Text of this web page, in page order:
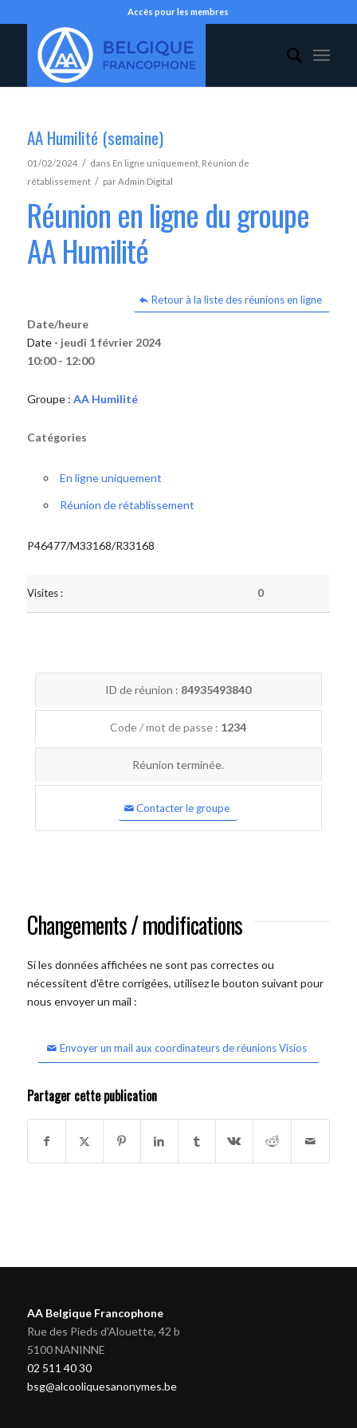
Accès pour les membres
AA Humilité (semaine)
01/02/2024 / dans En ligne uniquement, Réunion de
rétablissement / parAdmin Digital
Réunion en ligne du groupe
AA Humilité
Retour à la liste des réunions en ligne
Date/heure
Date - jeudi 1 février 2024
10:00 - 12:00
Groupe : AA Humilité
Catégories
En ligne uniquement
Réunion de rétablissement
P46477/M33168/R33168
Visites : 0
ID de réunion : 84935493840
Code / mot de passe : 1234
Réunion terminée.
Contacter le groupe
Changements / modifications
Si les données affichées ne sont pas correctes ou
nécessitent d'être corrigées, utilisez le bouton suivant pour
nous envoyer un mail :
Envoyer un mail aux coordinateurs de réunions Visios
Partager cette publication
AA Belgique Francophone
Rue des Pieds d'Alouette, 42 b
5100 NANINNE
02 511 40 30
bsg@alcooliquesanonymes.be